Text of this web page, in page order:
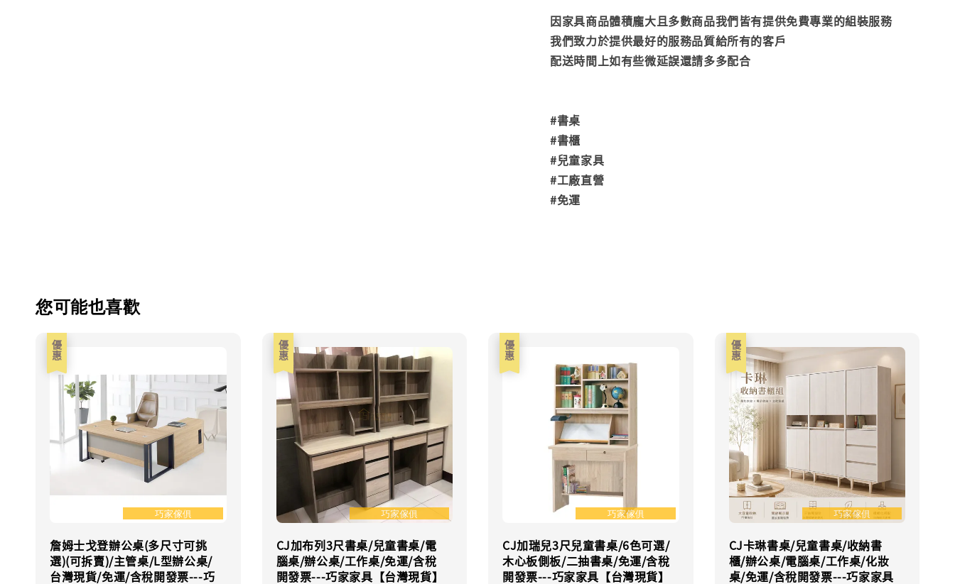
因家具商品體積龐大且多數商品我們皆有提供免費專業的組裝服務
我們致力於提供最好的服務品質給所有的客戶
配送時間上如有些微延誤還請多多配合
#書桌
#書櫃
#兒童家具
#工廠直營
#免運
您可能也喜歡
優惠
詹姆士戈登辦公桌(多尺寸可挑
選)(可拆賣)/主管桌/L型辦公桌/
台灣現貨/免運/含稅開發票---巧
優惠
CJ加布列3尺書桌/兒童書桌/電
腦桌/辦公桌/工作桌/免運/含稅
開發票---巧家家具【台灣現貨】
優惠
CJ加瑞兒3尺兒童書桌/6色可選/
木心板側板/二抽書桌/免運/含稅
開發票---巧家家具【台灣現貨】
優惠
CJ卡琳書桌/兒童書桌/收納書
櫃/辦公桌/電腦桌/工作桌/化妝
桌/免運/含稅開發票---巧家家具